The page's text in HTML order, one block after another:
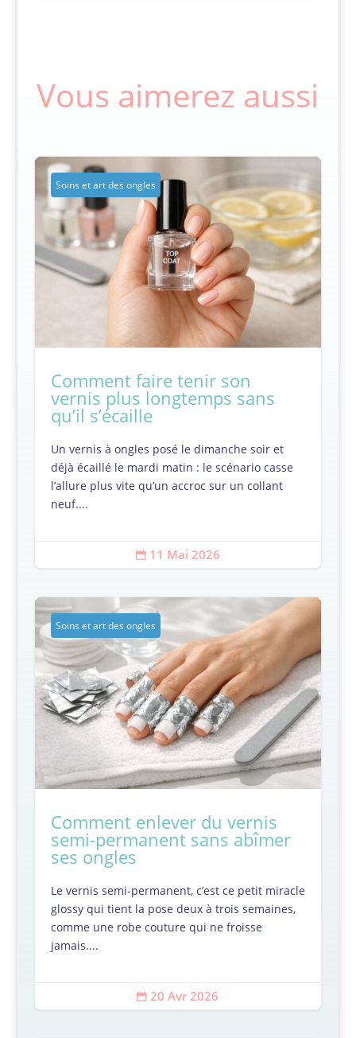
Vous aimerez aussi
Soins et art des ongles
Comment faire tenir son
vernis plus longtemps sans
qu’il s’écaille
Un vernis à ongles posé le dimanche soir et
déjà écaillé le mardi matin : le scénario casse
l’allure plus vite qu’un accroc sur un collant
neuf....
 11 Mai 2026
Soins et art des ongles
Comment enlever du vernis
semi-permanent sans abîmer
ses ongles
Le vernis semi-permanent, c’est ce petit miracle
glossy qui tient la pose deux à trois semaines,
comme une robe couture qui ne froisse
jamais....
 20 Avr 2026